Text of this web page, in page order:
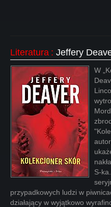
Literatura : Jeffery
W
S-
przypadkowych ludzi w
działający w wyjątkowo